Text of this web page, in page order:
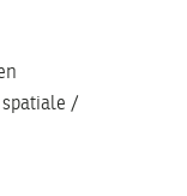
spatiale /